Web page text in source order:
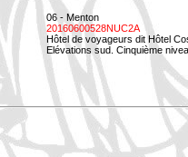
06 - Menton
20160600528NUC2A
Hôtel de voyageurs dit Hôtel
Elévations sud. Cinquième